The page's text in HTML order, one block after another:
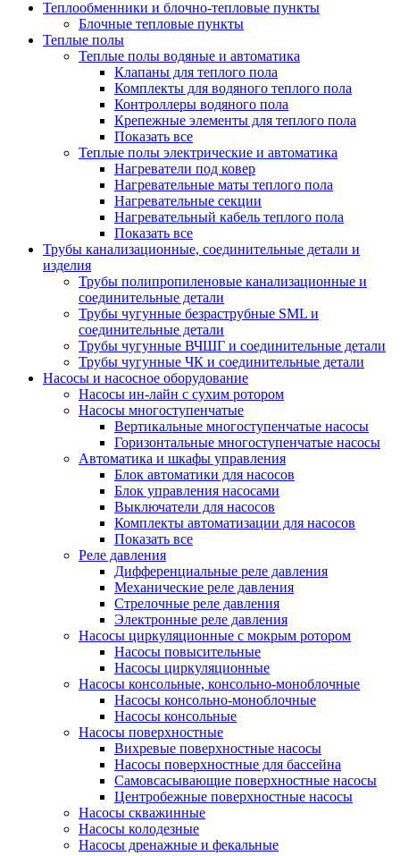
Теплообменники и блочно-тепловые пункты
Блочные тепловые пункты
Теплые полы
Теплые полы водяные и автоматика
Клапаны для теплого пола
Комплекты для водяного теплого пола
Контроллеры водяного пола
Крепежные элементы для теплого пола
Показать все
Теплые полы электрические и автоматика
Нагреватели под ковер
Нагревательные маты теплого пола
Нагревательные секции
Нагревательный кабель теплого пола
Показать все
Трубы канализационные, соединительные детали и
изделия
Трубы полипропиленовые канализационные и
соединительные детали
Трубы чугунные безраструбные SML и
соединительные детали
Трубы чугунные ВЧШГ и соединительные детали
Трубы чугунные ЧК и соединительные детали
Насосы и насосное оборудование
Насосы ин-лайн с сухим ротором
Насосы многоступенчатые
Вертикальные многоступенчатые насосы
Горизонтальные многоступенчатые насосы
Автоматика и шкафы управления
Блок автоматики для насосов
Блок управления насосами
Выключатели для насосов
Комплекты автоматизации для насосов
Показать все
Реле давления
Дифференциальные реле давления
Механические реле давления
Стрелочные реле давления
Электронные реле давления
Насосы циркуляционные с мокрым ротором
Насосы повысительные
Насосы циркуляционные
Насосы консольные, консольно-моноблочные
Насосы консольно-моноблочные
Насосы консольные
Насосы поверхностные
Вихревые поверхностные насосы
Насосы поверхностные для бассейна
Самовсасывающие поверхностные насосы
Центробежные поверхностные насосы
Насосы скважинные
Насосы колодезные
Насосы дренажные и фекальные